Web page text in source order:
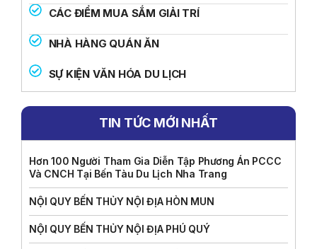
CÁC ĐIỂM MUA SẮM GIẢI TRÍ
NHÀ HÀNG QUÁN ĂN
SỰ KIỆN VĂN HÓA DU LỊCH
TIN TỨC MỚI NHẤT
Hơn 100 Người Tham Gia Diễn Tập Phương Án PCCC
Và CNCH Tại Bến Tàu Du Lịch Nha Trang
NỘI QUY BẾN THỦY NỘI ĐỊA HÒN MUN
NỘI QUY BẾN THỦY NỘI ĐỊA PHÚ QUÝ